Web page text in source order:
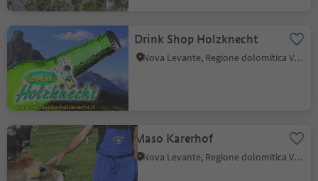
Drink Shop Holzknecht
Nova Levante, Regione dolomitica Val d'Ega
Maso Karerhof
Nova Levante, Regione dolomitica Val d'Ega